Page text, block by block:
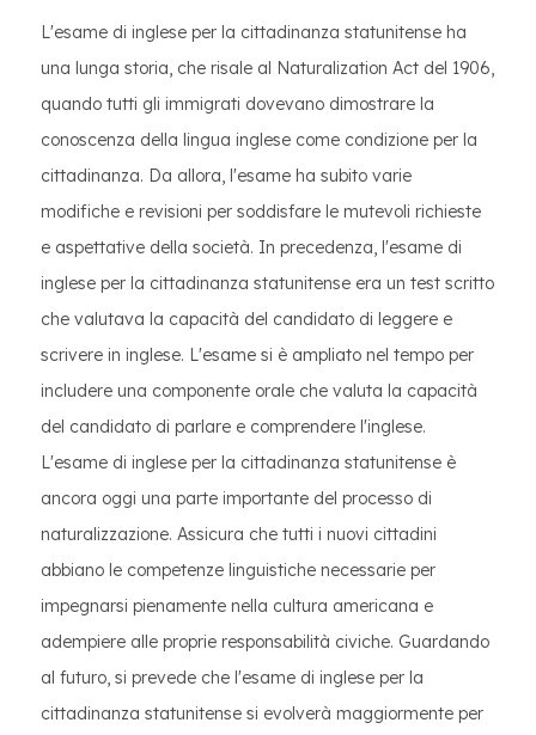
L'esame di inglese per la cittadinanza statunitense ha
una lunga storia, che risale al Naturalization Act del 1906,
quando tutti gli immigrati dovevano dimostrare la
conoscenza della lingua inglese come condizione per la
cittadinanza. Da allora, l'esame ha subito varie
modifiche e revisioni per soddisfare le mutevoli richieste
e aspettative della società. In precedenza, l'esame di
inglese per la cittadinanza statunitense era un test scritto
che valutava la capacità del candidato di leggere e
scrivere in inglese. L'esame si è ampliato nel tempo per
includere una componente orale che valuta la capacità
del candidato di parlare e comprendere l'inglese.
L'esame di inglese per la cittadinanza statunitense è
ancora oggi una parte importante del processo di
naturalizzazione. Assicura che tutti i nuovi cittadini
abbiano le competenze linguistiche necessarie per
impegnarsi pienamente nella cultura americana e
adempiere alle proprie responsabilità civiche. Guardando
al futuro, si prevede che l'esame di inglese per la
cittadinanza statunitense si evolverà maggiormente per